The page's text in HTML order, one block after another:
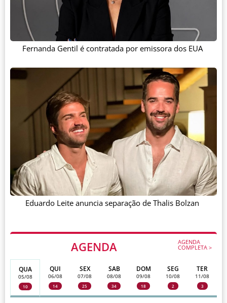
AGENDA AGENDA
COMPLETA >
QUA
05/08
10
QUI
06/08
14
SEX
07/08
25
SAB
08/08
34
DOM
09/08
18
SEG
10/08
2
TER
11/08
3
Fernanda Gentil é contratada por emissora dos EUA
Eduardo Leite anuncia separação de Thalis Bolzan